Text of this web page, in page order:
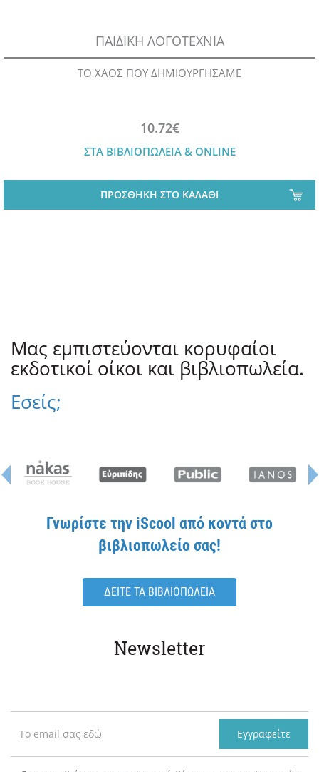
ΠΑΙΔΙΚΗ ΛΟΓΟΤΕΧΝΙΑ
ΤΟ ΧΑΟΣ ΠΟΥ ΔΗΜΙΟΥΡΓΗΣΑΜΕ
10.72€
ΣΤΑ ΒΙΒΛΙΟΠΩΛΕΙΑ & ONLINE
ΠΡΟΣΘΗΚΗ ΣΤΟ ΚΑΛΑΘΙ
Μας εμπιστεύονται κορυφαίοι
εκδοτικοί οίκοι και βιβλιοπωλεία.
Εσείς;
Γνωρίστε την iScool από κοντά στο
βιβλιοπωλείο σας!
ΔΕΙΤΕ ΤΑ ΒΙΒΛΙΟΠΩΛΕΙΑ
Newsletter
Εγγραφείτε